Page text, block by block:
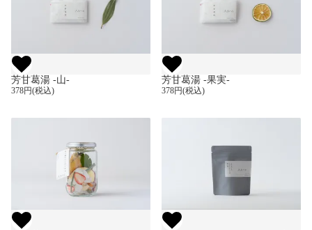
芳甘葛湯 -山-
378円(税込)
芳甘葛湯 -果実-
378円(税込)